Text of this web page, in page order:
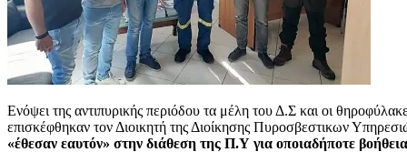
Ενόψει της αντιπυρικής περιόδου τα μέλη του Δ.Σ και οι
επισκέφθηκαν τον Διοικητή της Διοίκησης Πυροσβεστικων
«έθεσαν εαυτόν» στην διάθεση της Π.Υ για οποιαδήποτε